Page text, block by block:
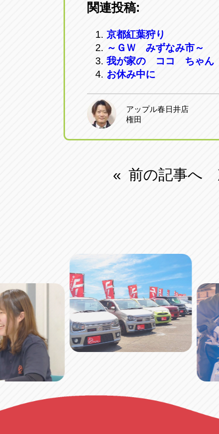
関連投稿:
京都紅葉狩り
～ＧＷ みずなみ市～
我が家の ココ ちゃん
お休み中に
アップル春日井店
権田
« 前の記事へ